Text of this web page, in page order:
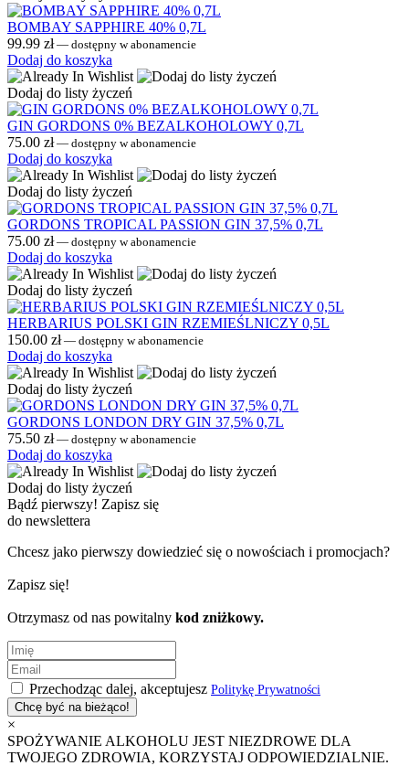
BOMBAY SAPPHIRE 40% 0,7L
99.99 zł — dostępny w abonamencie
Dodaj do koszyka
Dodaj do listy życzeń
GIN GORDONS 0% BEZALKOHOLOWY 0,7L
75.00 zł — dostępny w abonamencie
Dodaj do koszyka
Dodaj do listy życzeń
GORDONS TROPICAL PASSION GIN 37,5% 0,7L
75.00 zł — dostępny w abonamencie
Dodaj do koszyka
Dodaj do listy życzeń
HERBARIUS POLSKI GIN RZEMIEŚLNICZY 0,5L
150.00 zł — dostępny w abonamencie
Dodaj do koszyka
Dodaj do listy życzeń
GORDONS LONDON DRY GIN 37,5% 0,7L
75.50 zł — dostępny w abonamencie
Dodaj do koszyka
Dodaj do listy życzeń
Bądź pierwszy! Zapisz się
do newslettera
Chcesz jako pierwszy dowiedzieć się o nowościach i promocjach?
Zapisz się!
Otrzymasz od nas powitalny kod zniżkowy.
Przechodząc dalej, akceptujesz Politykę Prywatności
×
SPOŻYWANIE ALKOHOLU JEST NIEZDROWE DLA
TWOJEGO ZDROWIA, KORZYSTAJ ODPOWIEDZIALNIE.